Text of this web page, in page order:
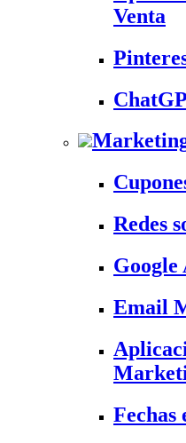
Venta
Redes
Google
Email
Fechas